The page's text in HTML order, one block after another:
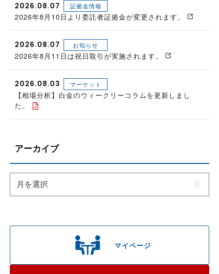
マイページ
2026.08.07 証拠金情報
2026年8月10日より委託者証拠金が変更されます。
2026.08.07 お知らせ
2026年8月11日は祝日取引が実施されます。
2026.08.03 マーケット
【相場分析】白金のウィークリーコラムを更新しまし
た。
アーカイブ